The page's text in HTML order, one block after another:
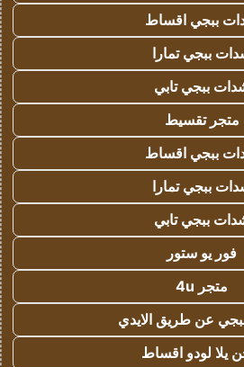
ببجي اقساط
ببجي تمارا
ببجي تابي
متجر تقسيط
ببجي اقساط
ببجي تمارا
ببجي تابي
فور يو ستور
متجر 4u
عن طريق الايدي
يلا لودو اقساط